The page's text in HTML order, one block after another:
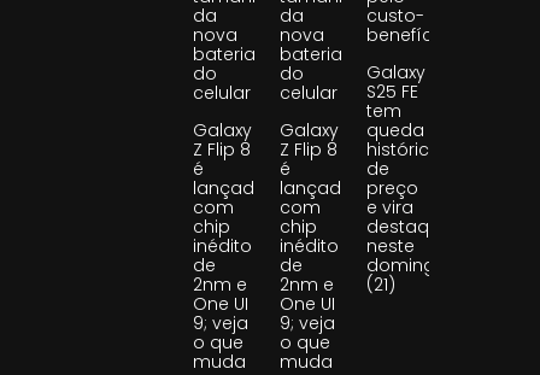
da
nova
bateria
do
celular
Galaxy
Z Flip 8
é
lançado
com
chip
inédito
de
2nm e
One UI
9; veja
o que
muda
da
nova
bateria
do
celular
Galaxy
Z Flip 8
é
lançado
com
chip
inédito
de
2nm e
One UI
9; veja
o que
muda
custo-
benefício
Galaxy
S25 FE
tem
queda
histórica
de
preço
e vira
destaque
neste
domingo
(21)